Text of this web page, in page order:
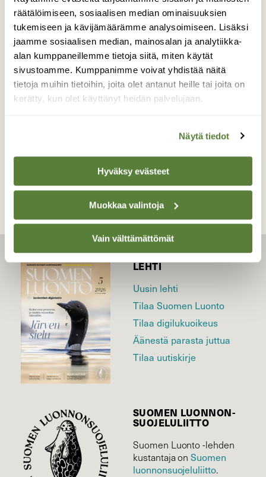
räätälöimiseen, sosiaalisen median ominaisuuksien
tukemiseen ja kävijämäärämme analysoimiseen. Lisäksi
jaamme sosiaalisen median, mainosalan ja analytiikka-
alan kumppaneillemme tietoja siitä, miten käytät
sivustoamme. Kumppanimme voivat yhdistää näitä
tietoja muihin tietoihin, joita olet antanut heille tai joita on
kerätty, kun olet käyttänyt heidän palvelujaan.
Näytä tiedot
Hyväksy evästeet
Muokkaa valintoja
Vain välttämättömät
Haapana
Kyllä kelpaa uiskennella auringon paisteessa.
Valokuvaaja: Anu Lapinlampi, Oulu 29.4.2026
TAKAISIN LISTAAN
LEHTI
Uusin lehti
Tilaa Suomen Luonto
Tilaa digilukuoikeus
Äänestä parasta juttua
Tilaa uutiskirje
SUOMEN LUONNON­
SUOJELU­LIITTO
Suomen Luonto -lehden
kustantaja onSuomen
luonnonsuojelu­liitto.